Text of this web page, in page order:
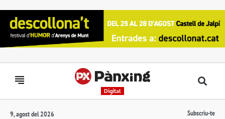
Digital
9, agost del 2026 Subscriu-te